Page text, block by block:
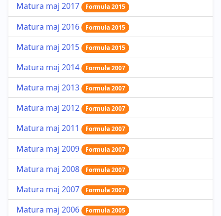
Matura maj 2017 Formuła 2015
Matura maj 2016 Formuła 2015
Matura maj 2015 Formuła 2015
Matura maj 2014 Formuła 2007
Matura maj 2013 Formuła 2007
Matura maj 2012 Formuła 2007
Matura maj 2011 Formuła 2007
Matura maj 2009 Formuła 2007
Matura maj 2008 Formuła 2007
Matura maj 2007 Formuła 2007
Matura maj 2006 Formuła 2005